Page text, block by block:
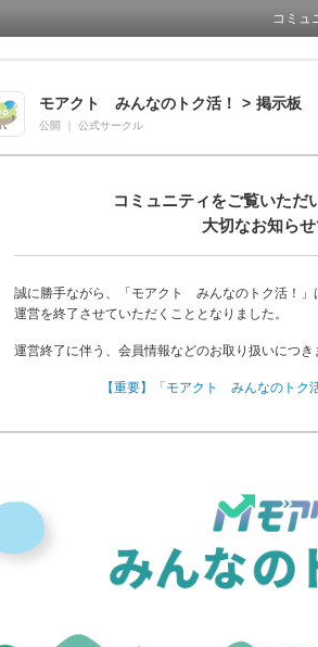
コミュ
モアクト みんなのトク活！ > 掲示板
公開 公式サークル
コミュニティをご覧いただ
大切なお知らせ
誠に勝手ながら、「モアクト みんなのトク活！
運営を終了させていただくこととなりました。
運営終了に伴う、会員情報などのお取り扱いにつき
【重要】「モアクト みんなのトク